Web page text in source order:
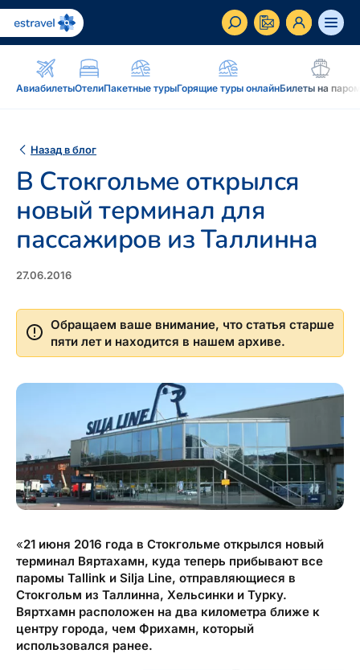
АвиабилетыОтелиПакетные турыГорящие туры онлайнБилеты на
RU EN
преимущества, услуги...
Вдохновение и блог
Блог, подкасты, журнал Traveller, новостная
Блог
Новостная рассылка
Туристический журнал Traveller
Дополнение к путешествию
интернет-магазин: reisikaubad.ee, Airalo eSim...
Рассрочка
Подарочная карта Estravel
Reisikaubad.ee
Airalo eSIM
Постоянному клиенту
Club...
Золотая карточка
Platinum Club
Бонусные пункты
О компании, контакты, наши консультанты,
новости...
О компании
Контакты
Наши консультанты
Приходите на работу
Новости
Назад в блог
В Стокгольме открылся
новый терминал для
пассажиров из Таллинна
27.06.2016
Обращаем ваше внимание, что статья старше
пяти лет и находится в нашем архиве.
«21 июня 2016 года в Стокгольме открылся новый
терминал Вяртахамн, куда теперь прибывают все
паромы Tallink и Silja Line, отправляющиеся в
Стокгольм из Таллинна, Хельсинки и Турку.
Вяртхамн расположен на два километра ближе к
центру города, чем Фрихамн, который
использовался ранее.